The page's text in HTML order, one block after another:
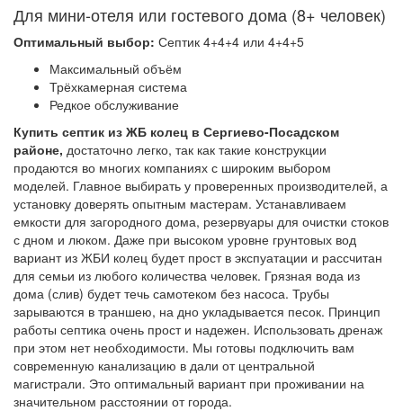
Для мини-отеля или гостевого дома (8+ человек)
Оптимальный выбор: Септик 4+4+4 или 4+4+5
Максимальный объём
Трёхкамерная система
Редкое обслуживание
Купить септик из ЖБ колец в Сергиево-Посадском
районе, достаточно легко, так как такие конструкции
продаются во многих компаниях с широким выбором
моделей. Главное выбирать у проверенных производителей, а
установку доверять опытным мастерам. Устанавливаем
емкости для загородного дома, резервуары для очистки стоков
с дном и люком. Даже при высоком уровне грунтовых вод
вариант из ЖБИ колец будет прост в экспуатации и рассчитан
для семьи из любого количества человек. Грязная вода из
дома (слив) будет течь самотеком без насоса. Трубы
зарываются в траншею, на дно укладывается песок. Принцип
работы септика очень прост и надежен. Использовать дренаж
при этом нет необходимости. Мы готовы подключить вам
современную канализацию в дали от центральной
магистрали. Это оптимальный вариант при проживании на
значительном расстоянии от города.